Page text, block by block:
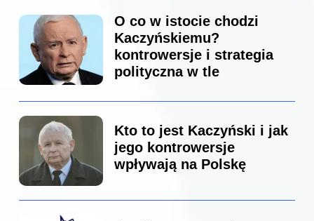
O co w istocie chodzi
Kaczyńskiemu?
kontrowersje i strategia
polityczna w tle
Kto to jest Kaczyński i jak
jego kontrowersje
wpływają na Polskę